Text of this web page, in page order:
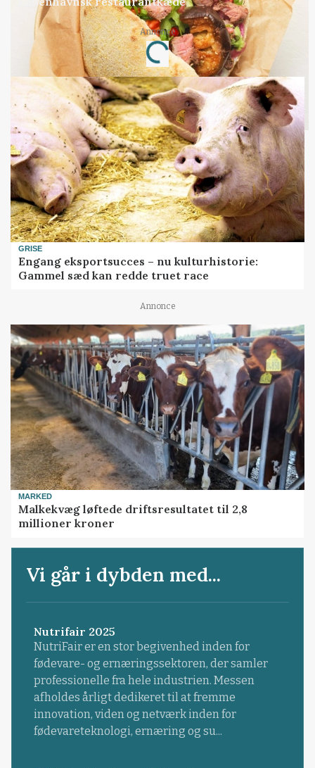
Annonce
Loading...
GRISE
Engang eksportsucces – nu kulturhistorie:
Gammel sæd kan redde truet race
Annonce
MARKED
Malkekvæg løftede driftsresultatet til 2,8
millioner kroner
Vi går i dybden med...
Nutrifair 2025
NutriFair er en stor begivenhed inden for
fødevare- og ernæringssektoren, der samler
professionelle fra hele industrien. Messen
afholdes årligt dedikeret til at fremme
innovation, viden og netværk inden for
fødevareteknologi, ernæring og su...